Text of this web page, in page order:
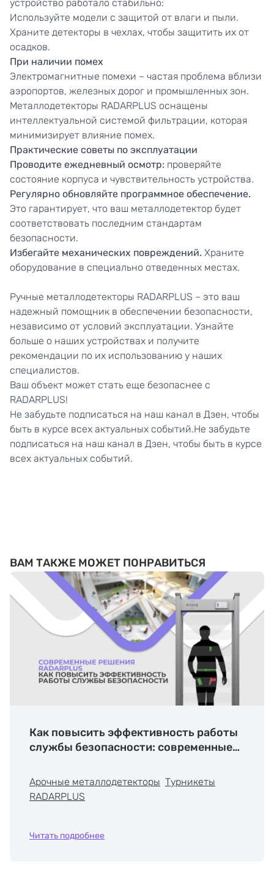
устройство работало стабильно:
Используйте модели с защитой от влаги и пыли.
Храните детекторы в чехлах, чтобы защитить их от
осадков.
При наличии помех
Электромагнитные помехи – частая проблема вблизи
аэропортов, железных дорог и промышленных зон.
Металлодетекторы RADARPLUS оснащены
интеллектуальной системой фильтрации, которая
минимизирует влияние помех.
Практические советы по эксплуатации
Проводите ежедневный осмотр: проверяйте
состояние корпуса и чувствительность устройства.
Регулярно обновляйте программное обеспечение.
Это гарантирует, что ваш металлодетектор будет
соответствовать последним стандартам
безопасности.
Избегайте механических повреждений. Храните
оборудование в специально отведенных местах.
Ручные металлодетекторы RADARPLUS – это ваш
надежный помощник в обеспечении безопасности,
независимо от условий эксплуатации. Узнайте
больше о наших устройствах и получите
рекомендации по их использованию у наших
специалистов.
Ваш объект может стать еще безопаснее с
RADARPLUS!
Не забудьте подписаться на наш канал в Дзен, чтобы
быть в курсе всех актуальных событий.Не забудьте
подписаться на наш канал в Дзен, чтобы быть в курсе
всех актуальных событий.
ВАМ ТАКЖЕ МОЖЕТ ПОНРАВИТЬСЯ
Как повысить эффективность работы
службы безопасности: современные
Арочные металлодетекторы Турникеты
RADARPLUS
Читать подробнее